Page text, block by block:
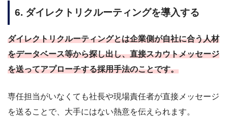
6. ダイレクトリクルーティングを導入する
ダイレクトリクルーティングとは企業側が自社に合う人材
をデータベース等から探し出し、直接スカウトメッセージ
を送ってアプローチする採用手法のことです。
専任担当がいなくても社長や現場責任者が直接メッセージ
を送ることで、大手にはない熱意を伝えられます。